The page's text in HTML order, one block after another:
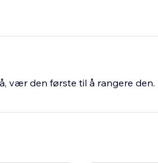
vær den første til å rangere den.